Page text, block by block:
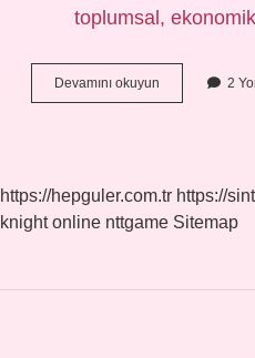
toplumsal,
Devamını okuyun
Hareket
2
https://hepguler.com.tr https://
knight online nttgame Sitemap